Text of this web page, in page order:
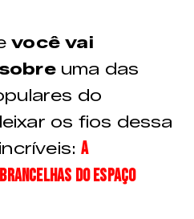
você vai
uma das
do
os fios dessa
a
do Espaço